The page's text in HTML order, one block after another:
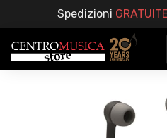
Spedizioni